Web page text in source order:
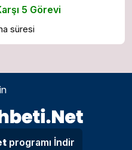
5 Görevi
süresi
programı İndir